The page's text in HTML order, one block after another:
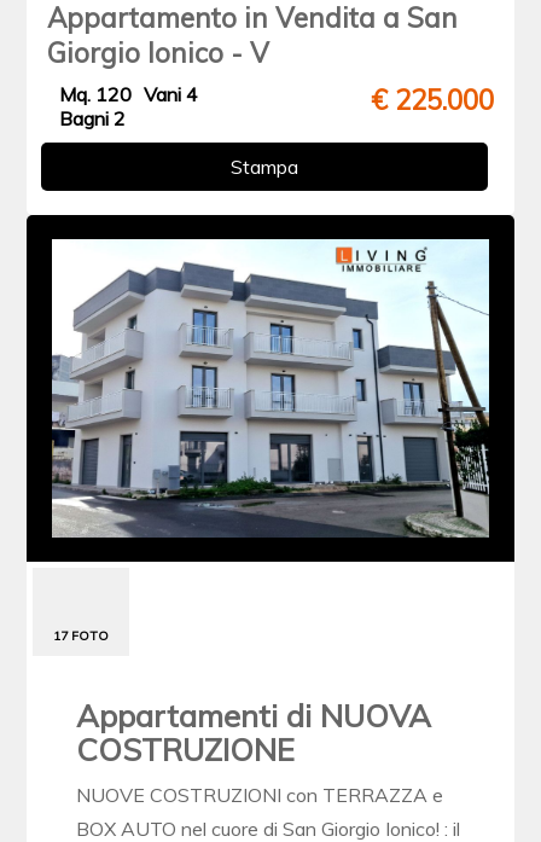
Appartamento in Vendita a San
Giorgio Ionico - V
€ 225.000
Mq. 120 Vani 4
Bagni 2
Stampa
17 FOTO
Appartamenti di NUOVA
COSTRUZIONE
NUOVE COSTRUZIONI con TERRAZZA e
BOX AUTO nel cuore di San Giorgio Ionico! : il